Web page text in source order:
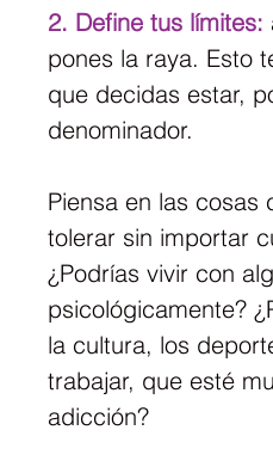
2. Define tus límites:
pones la raya. Esto
que decidas estar,
denominador.
Piensa en las cosas
tolerar sin importar
¿Podrías vivir con
psicológicamente?
la cultura, los
trabajar, que esté
adicción?